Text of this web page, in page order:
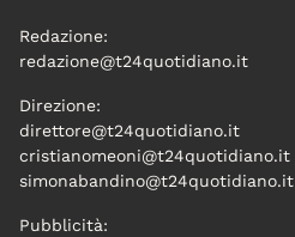
Redazione:
redazione@t24quotidiano.it
Direzione:
direttore@t24quotidiano.it
cristianomeoni@t24quotidiano.it
simonabandino@t24quotidiano.it
Pubblicità: